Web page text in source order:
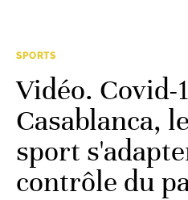
SPORTS
Vidéo. Covid-
Casablanca,
sport
contrôle du